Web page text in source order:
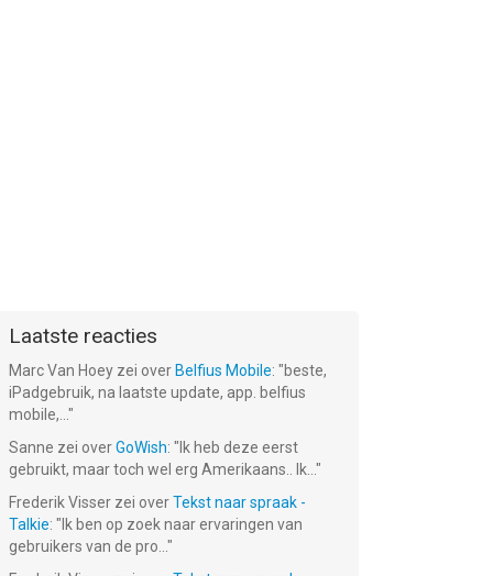
Laatste reacties
Marc Van Hoey zei over Belfius Mobile: "beste,
iPadgebruik, na laatste update, app. belfius
mobile,... "
Sanne zei overGoWish: " Ik heb deze eerst
gebruikt, maar toch wel erg Amerikaans.. Ik... "
Frederik Visser zei overTekst naar spraak -
Talkie: " Ik ben op zoek naar ervaringen van
gebruikers van de pro... "